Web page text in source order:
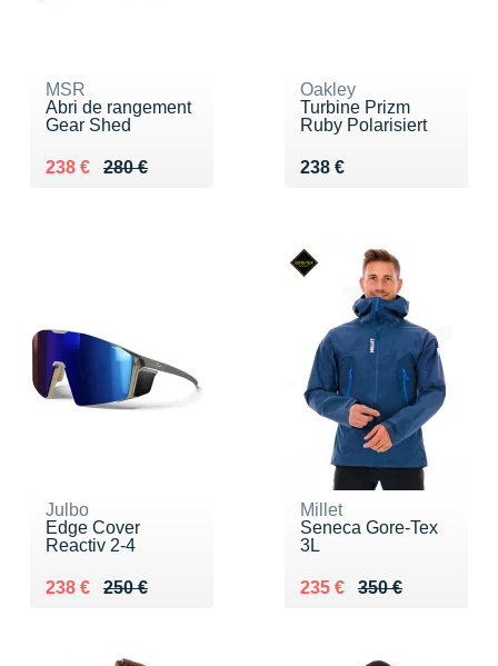
MSR
Abri de rangement
Gear Shed
280 €
Au lieu de 280 €
238 €
Vendu 238 €
Oakley
Turbine Prizm
Ruby Polarisiert
238 €
Vendu 238 €
Julbo
Edge Cover
Reactiv 2-4
250 €
Au lieu de 250 €
238 €
Vendu 238 €
Millet
Seneca Gore-Tex
3L
350 €
Au lieu de 350 €
235 €
Vendu 235 €